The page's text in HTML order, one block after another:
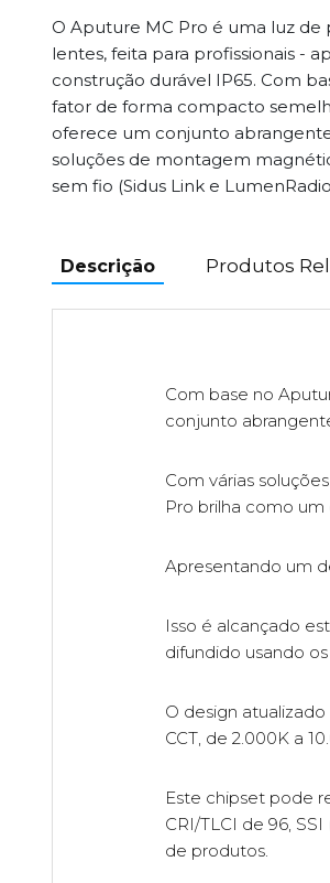
O Aputure MC Pro é uma luz de
lentes, feita para profissionais -
construção durável IP65. Com
fator de forma compacto
oferece um conjunto
soluções de montagem
sem fio (Sidus Link e
Descrição Produtos
Com base no
conjunto
Com várias
Pro brilha como
Apresentando um
Isso é alcançado
difundido usando
O design
CCT, de 2.000K a
Este chipset pode
CRI/TLCI de 96,
de produtos.